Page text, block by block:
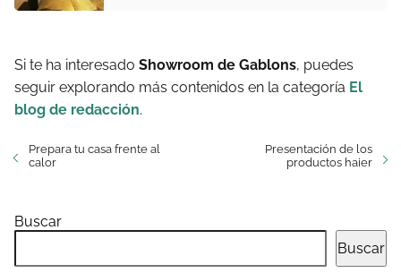
Si te ha interesado Showroom de Gablons, puedes
seguir explorando más contenidos en la categoría El
blog de redacción.
Prepara tu casa frente al
calor
Presentación de los
productos haier
Buscar
Buscar